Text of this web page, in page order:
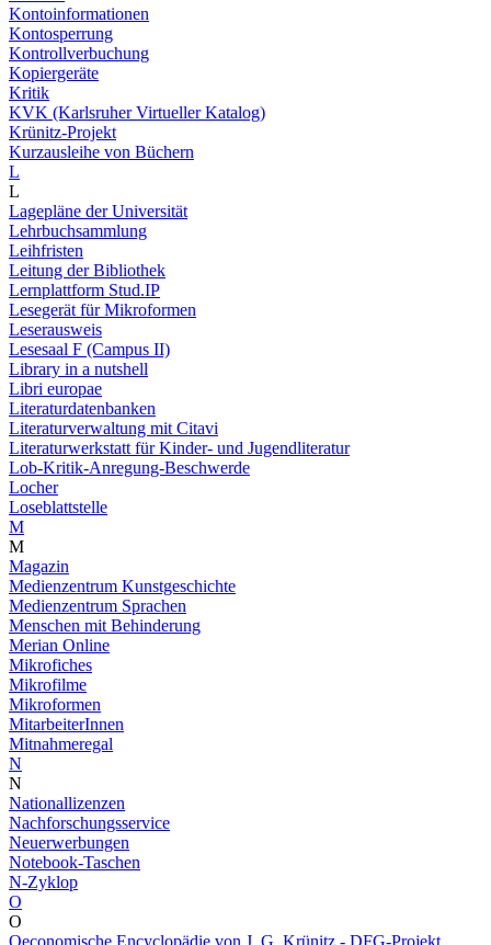
Kontoinformationen
Kontosperrung
Kontrollverbuchung
Kopiergeräte
Kritik
KVK (Karlsruher Virtueller Katalog)
Krünitz-Projekt
Kurzausleihe von Büchern
L
L
Lagepläne der Universität
Lehrbuchsammlung
Leihfristen
Leitung der Bibliothek
Lernplattform Stud.IP
Lesegerät für Mikroformen
Leserausweis
Lesesaal F (Campus II)
Library in a nutshell
Libri europae
Literaturdatenbanken
Literaturverwaltung mit Citavi
Literaturwerkstatt für Kinder- und Jugendliteratur
Lob-Kritik-Anregung-Beschwerde
Locher
Loseblattstelle
M
M
Magazin
Medienzentrum Kunstgeschichte
Medienzentrum Sprachen
Menschen mit Behinderung
Merian Online
Mikrofiches
Mikrofilme
Mikroformen
MitarbeiterInnen
Mitnahmeregal
N
N
Nationallizenzen
Nachforschungsservice
Neuerwerbungen
Notebook-Taschen
N-Zyklop
O
O
Oeconomische Encyclopädie von J. G. Krünitz - DFG-Projekt